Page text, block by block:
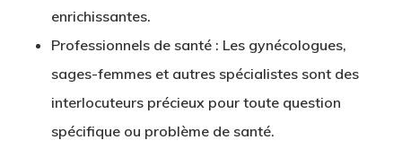
enrichissantes.
Professionnels de santé: Les gynécologues,
sages-femmes et autres spécialistes sont des
interlocuteurs précieux pour toute question
spécifique ou problème de santé.